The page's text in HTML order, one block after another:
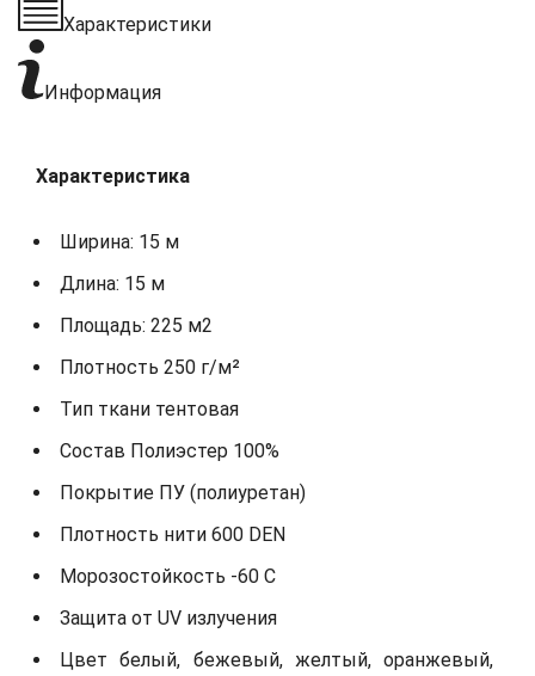
Характеристики
Информация
Характеристика
Ширина: 15 м
Длина: 15 м
Площадь: 225 м2
Плотность 250 г/м²
Тип ткани тентовая
Состав Полиэстер 100%
Покрытие ПУ (полиуретан)
Плотность нити 600 DEN
Морозостойкость -60 С
Защита от UV излучения
Цвет белый, бежевый, желтый, оранжевый,